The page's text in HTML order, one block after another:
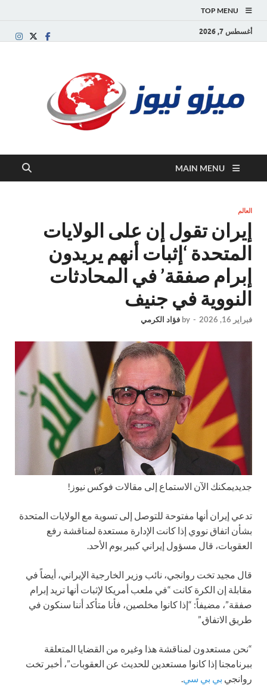
TOP MENU
أغسطس 7, 2026
MAIN MENU
العالم
إيران تقول إن على الولايات
المتحدة ‘إثبات أنهم يريدون
إبرام صفقة’ في المحادثات
النووية في جنيف
فبراير 16, 2026 -
by فؤاد الكرمي
جديديمكنك الآن الاستماع إلى مقالات فوكس نيوز!
تدعي إيران أنها مفتوحة للتوصل إلى تسوية مع الولايات المتحدة
بشأن اتفاق نووي إذا كانت الإدارة مستعدة لمناقشة رفع
العقوبات، قال مسؤول إيراني كبير يوم الأحد.
قال مجيد تخت روانجي، نائب وزير الخارجية الإيراني، أيضاً في
مقابلة إن الكرة كانت “في ملعب أمريكا لإثبات أنها تريد إبرام
صفقة”، مضيفاً: “إذا كانوا مخلصين، فأنا متأكد أننا سنكون في
طريق الاتفاق.”
“نحن مستعدون لمناقشة هذا وغيره من القضايا المتعلقة
ببرنامجنا إذا كانوا مستعدين للحديث عن العقوبات”، أخبر تخت
روانجي بي بي سي.